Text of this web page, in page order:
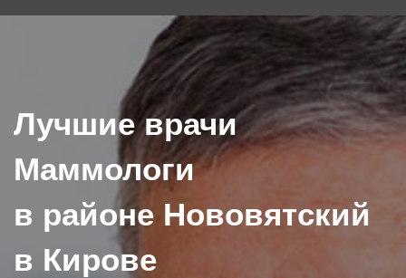
Лучшие врачи
Маммологи
в районе Нововятский
в Кирове